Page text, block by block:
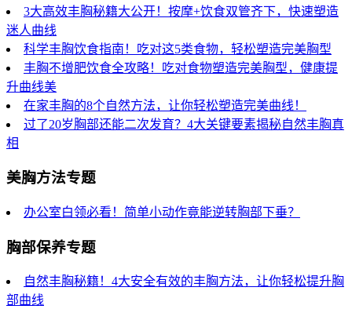
3大高效丰胸秘籍大公开！按摩+饮食双管齐下，快速塑造
迷人曲线
科学丰胸饮食指南！吃对这5类食物，轻松塑造完美胸型
丰胸不增肥饮食全攻略！吃对食物塑造完美胸型，健康提
升曲线美
在家丰胸的8个自然方法，让你轻松塑造完美曲线！
过了20岁胸部还能二次发育？4大关键要素揭秘自然丰胸真
相
美胸方法专题
办公室白领必看！简单小动作竟能逆转胸部下垂？
胸部保养专题
自然丰胸秘籍！4大安全有效的丰胸方法，让你轻松提升胸
部曲线